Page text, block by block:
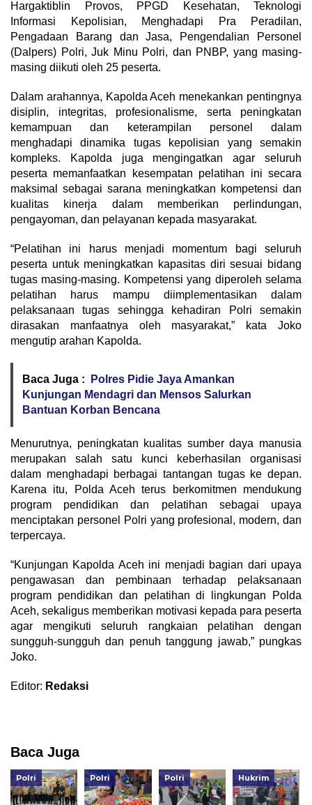
Hargaktiblin Provos, PPGD Kesehatan, Teknologi
Informasi Kepolisian, Menghadapi Pra Peradilan,
Pengadaan Barang dan Jasa, Pengendalian Personel
(Dalpers) Polri, Juk Minu Polri, dan PNBP, yang masing-
masing diikuti oleh 25 peserta.
Dalam arahannya, Kapolda Aceh menekankan pentingnya
disiplin, integritas, profesionalisme, serta peningkatan
kemampuan dan keterampilan personel dalam
menghadapi dinamika tugas kepolisian yang semakin
kompleks. Kapolda juga mengingatkan agar seluruh
peserta memanfaatkan kesempatan pelatihan ini secara
maksimal sebagai sarana meningkatkan kompetensi dan
kualitas kinerja dalam memberikan perlindungan,
pengayoman, dan pelayanan kepada masyarakat.
“Pelatihan ini harus menjadi momentum bagi seluruh
peserta untuk meningkatkan kapasitas diri sesuai bidang
tugas masing-masing. Kompetensi yang diperoleh selama
pelatihan harus mampu diimplementasikan dalam
pelaksanaan tugas sehingga kehadiran Polri semakin
dirasakan manfaatnya oleh masyarakat,” kata Joko
mengutip arahan Kapolda.
Baca Juga :
Polres Pidie Jaya Amankan
Kunjungan Mendagri dan Mensos Salurkan
Bantuan Korban Bencana
Menurutnya, peningkatan kualitas sumber daya manusia
merupakan salah satu kunci keberhasilan organisasi
dalam menghadapi berbagai tantangan tugas ke depan.
Karena itu, Polda Aceh terus berkomitmen mendukung
program pendidikan dan pelatihan sebagai upaya
menciptakan personel Polri yang profesional, modern, dan
terpercaya.
“Kunjungan Kapolda Aceh ini menjadi bagian dari upaya
pengawasan dan pembinaan terhadap pelaksanaan
program pendidikan dan pelatihan di lingkungan Polda
Aceh, sekaligus memberikan motivasi kepada para peserta
agar mengikuti seluruh rangkaian pelatihan dengan
sungguh-sungguh dan penuh tanggung jawab,” pungkas
Joko.
Editor: Redaksi
Baca Juga
Polri Polri Polri Hukrim